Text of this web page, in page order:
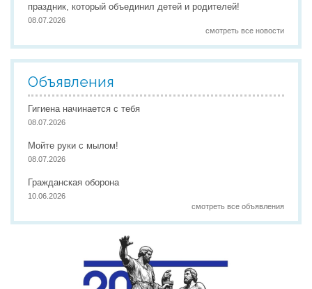
праздник, который объединил детей и родителей!
08.07.2026
смотреть все новости
Объявления
Гигиена начинается с тебя
08.07.2026
Мойте руки с мылом!
08.07.2026
Гражданская оборона
10.06.2026
смотреть все объявления